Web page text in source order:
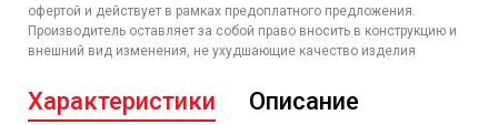
офертой и действует в рамках предоплатного предложения.
Производитель оставляет за собой право вносить в конструкцию и
внешний вид изменения, не ухудшающие качество изделия
Характеристики
Описание